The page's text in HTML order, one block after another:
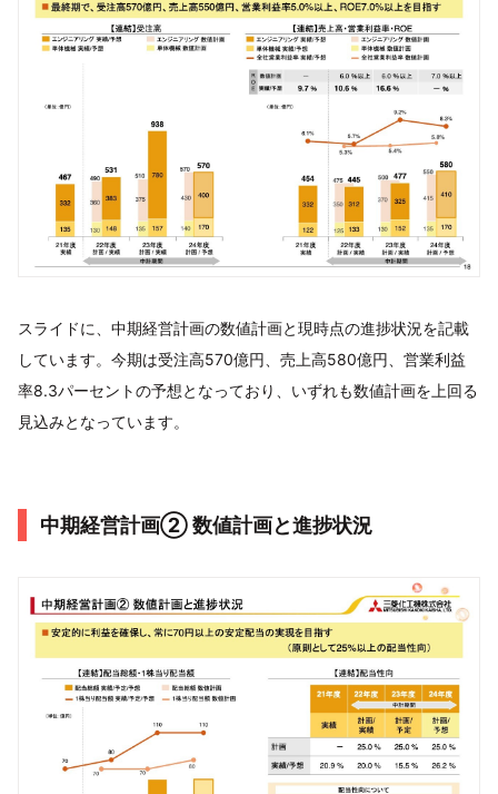
スライドに、中期経営計画の数値計画と現時点の進捗状況を記載
しています。今期は受注高570億円、売上高580億円、営業利益
率8.3パーセントの予想となっており、いずれも数値計画を上回る
見込みとなっています。
中期経営計画➁ 数値計画と進捗状況